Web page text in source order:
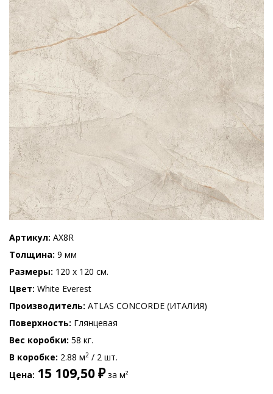
Артикул AX8R
Толщина 9 мм
Размеры 120 x 120 см.
Цвет White Everest
Производитель ATLAS CONCORDE (ИТАЛИЯ)
Поверхность Глянцевая
Вес коробки 58 кг.
В коробке 2.88 м2 / 2 шт.
Цена 15 109,50 ₽за м²